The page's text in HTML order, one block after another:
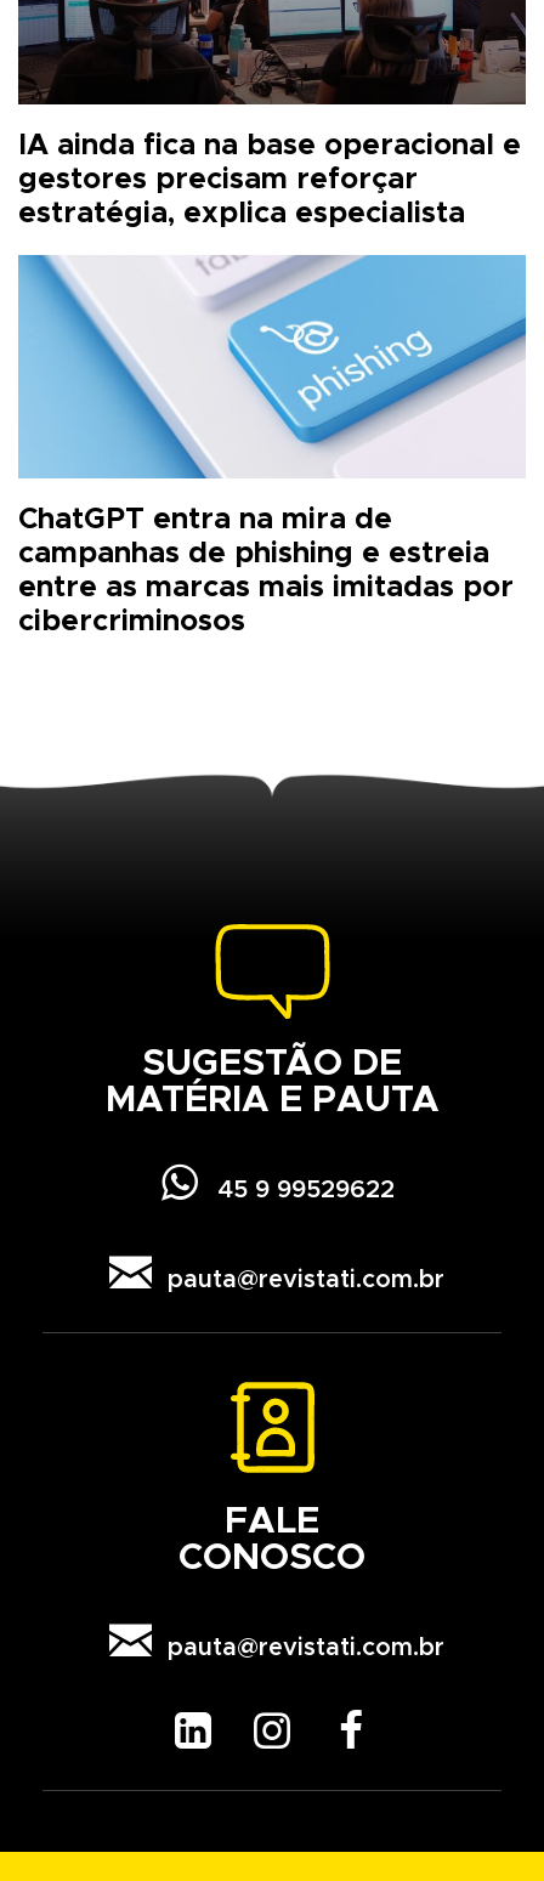
IA ainda fica na base operacional e
gestores precisam reforçar
estratégia, explica especialista
ChatGPT entra na mira de
campanhas de phishing e estreia
entre as marcas mais imitadas por
cibercriminosos
SUGESTÃO DE
MATÉRIA E PAUTA
 45 9 99529622
 pauta@revistati.com.br
FALE
CONOSCO
 pauta@revistati.com.br
  